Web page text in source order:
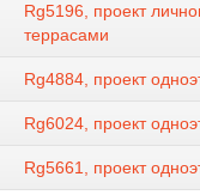
Rg5196, проект
террасами
Rg4884, проект
Rg6024, проект
Rg5661, проект